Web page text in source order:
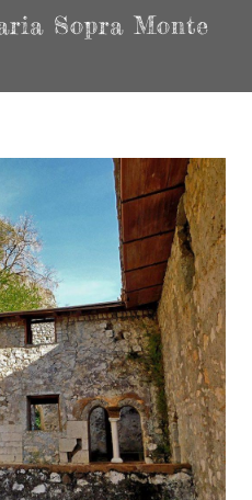
Sopra Monte